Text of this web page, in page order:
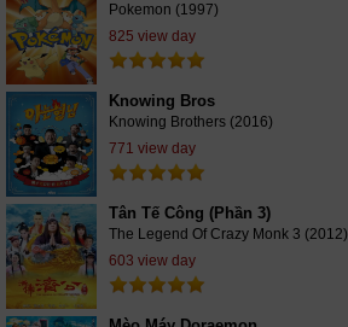
Pokemon (1997)
825 view day
Knowing Bros
Knowing Brothers (2016)
771 view day
Tân Tế Công (Phần 3)
The Legend Of Crazy Monk 3 (2012)
603 view day